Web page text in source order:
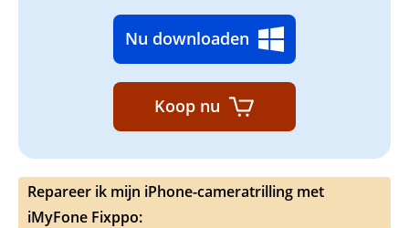
Nu downloaden
Koop nu
Repareer ik mijn iPhone-cameratrilling met
iMyFone Fixppo: